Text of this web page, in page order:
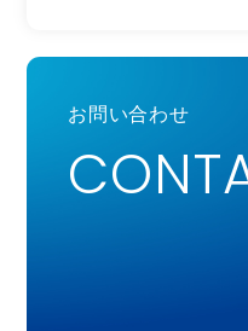
お問い合わせ